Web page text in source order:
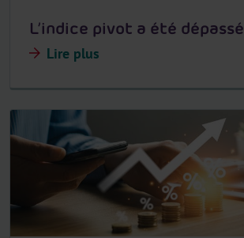
L’indice pivot a été dépassé
Lire plus